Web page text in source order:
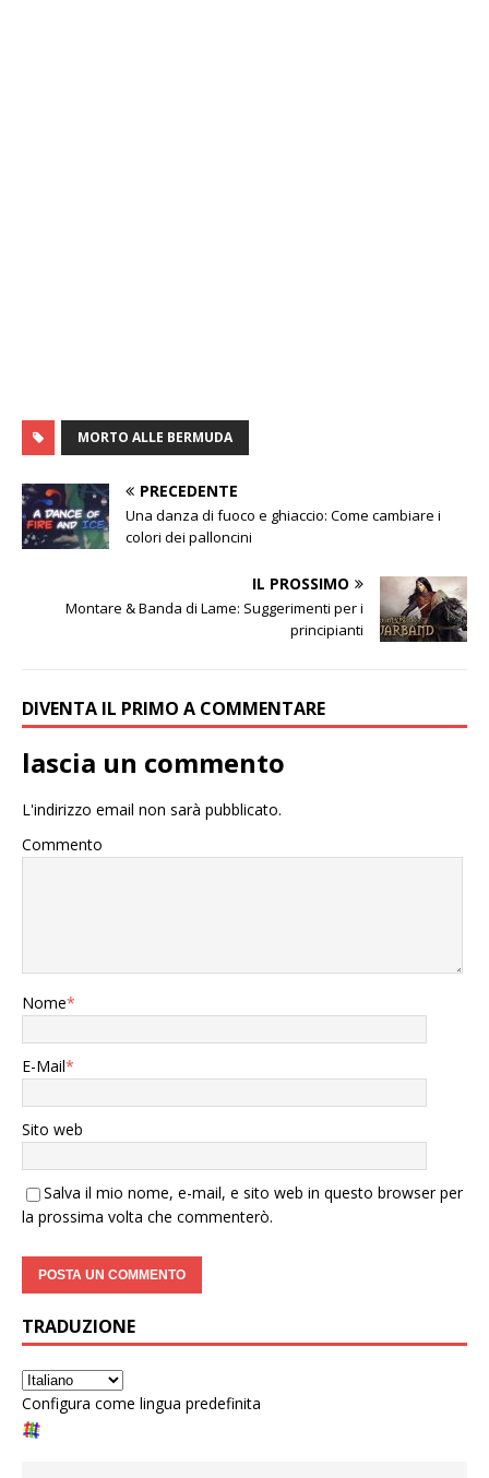
MORTO ALLE BERMUDA
PRECEDENTE
Una danza di fuoco e ghiaccio: Come cambiare i
colori dei palloncini
IL PROSSIMO
Montare & Banda di Lame: Suggerimenti per i
principianti
DIVENTA IL PRIMO A COMMENTARE
lascia un commento
L'indirizzo email non sarà pubblicato.
Commento
Nome*
E-Mail*
Sito web
Salva il mio nome, e-mail, e sito web in questo browser per
la prossima volta che commenterò.
TRADUZIONE
Configura come lingua predefinita